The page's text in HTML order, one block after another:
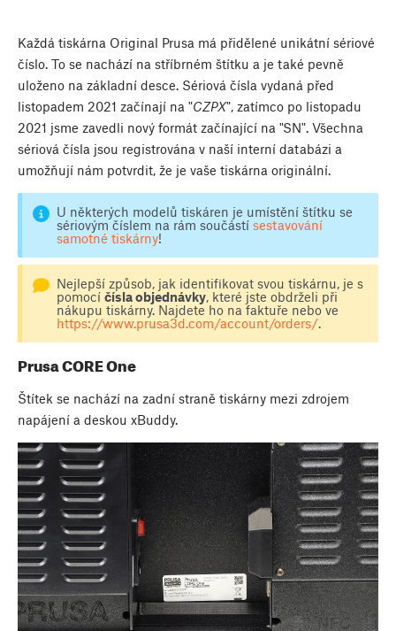
Každá tiskárna Original Prusa má přidělené unikátní sériové
číslo. To se nachází na stříbrném štítku a je také pevně
uloženo na základní desce. Sériová čísla vydaná před
listopadem 2021 začínají na "CZPX", zatímco po listopadu
2021 jsme zavedli nový formát začínající na "SN". Všechna
sériová čísla jsou registrována v naší interní databázi a
umožňují nám potvrdit, že je vaše tiskárna originální.
U některých modelů tiskáren je umístění štítku se
sériovým číslem na rám součástí sestavování
samotné tiskárny!
Nejlepší způsob, jak identifikovat svou tiskárnu, je s
pomocí čísla objednávky, které jste obdrželi při
nákupu tiskárny. Najdete ho na faktuře nebo ve
https://www.prusa3d.com/account/orders/.
Prusa CORE One
Štítek se nachází na zadní straně tiskárny mezi zdrojem
napájení a deskou xBuddy.